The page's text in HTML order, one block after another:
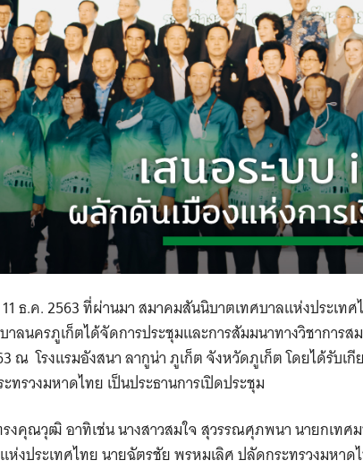
ธ.ค. 2563 ที่ผ่านมา สมาคมสันนิบาตเทศบาลแห่งประเ
าลนครภูเก็ตได้จัดการประชุมและการสัมมนาทางวิชาการ
ณ โรงแรมอังสนา ลากูน่า ภูเก็ต จังหวัดภูเก็ต โดยได้รับ
ะทรวงมหาดไทย เป็นประธานการเปิดประชุม
งคุณวุฒิ อาทิเช่น นางสาวสมใจ สุวรรณศุภพนา นายกเท
ห่งประเทศไทย นายฉัตรชัย พรหมเลิศ ปลัดกระทรวงมหา